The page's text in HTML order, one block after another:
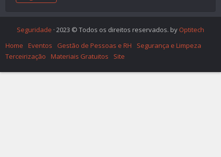
Seguridade · 2023 © Todos os direitos reservados. by Optitech
Home
Eventos Gestão de Pessoas e RH
Segurança e Limpeza
Terceirização
Materiais Gratuitos Site